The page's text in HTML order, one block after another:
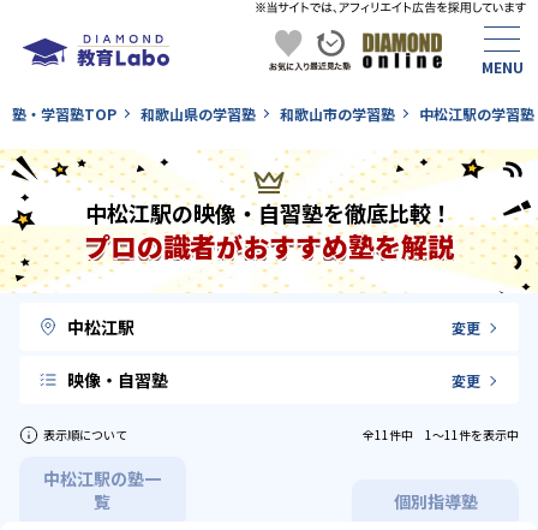
塾・学習塾TOP 和歌山県の学習塾 和歌山市の学習塾 中松江駅の学習塾
中松江駅の映像・自習塾を徹底比較！
プロの識者がおすすめ塾を解説
中松江駅 変更
映像・自習塾 変更
表示順について 全11件中 1〜11件を表示中
中松江駅の塾一
覧
個別指導塾